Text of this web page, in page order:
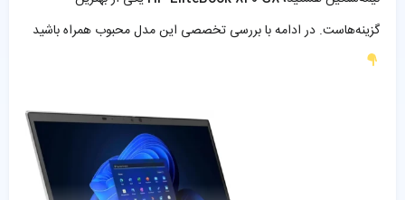
گزینه‌هاست. در ادامه با بررسی تخصصی این مدل محبوب همراه باشید